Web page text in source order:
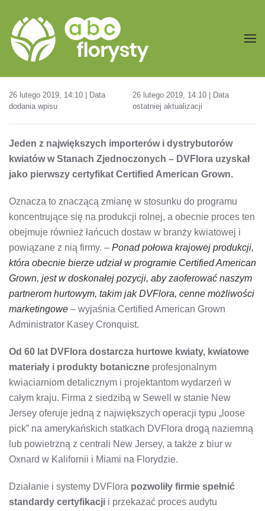
Przejdź do treści głównej
26 lutego 2019, 14:10 | Data
dodania wpisu
26 lutego 2019, 14:10 | Data
ostatniej aktualizacji
Jeden z największych importerów i dystrybutorów
kwiatów w Stanach Zjednoczonych – DVFlora uzyskał
jako pierwszy certyfikat Certified American Grown.
Oznacza to znaczącą zmianę w stosunku do programu
koncentrujące się na produkcji rolnej, a obecnie proces ten
obejmuje również łańcuch dostaw w branży kwiatowej i
powiązane z nią firmy. – Ponad połowa krajowej produkcji,
która obecnie bierze udział w programie Certified American
Grown, jest w doskonałej pozycji, aby zaoferować naszym
partnerom hurtowym, takim jak DVFlora, cenne możliwości
marketingowe – wyjaśnia Certified American Grown
Administrator Kasey Cronquist.
Od 60 lat DVFlora dostarcza hurtowe kwiaty, kwiatowe
materiały i produkty botaniczne profesjonalnym
kwiaciarniom detalicznym i projektantom wydarzeń w
całym kraju. Firma z siedzibą w Sewell w stanie New
Jersey oferuje jedną z największych operacji typu „loose
pick” na amerykańskich statkach DVFlora drogą naziemną
lub powietrzną z centrali New Jersey, a także z biur w
Oxnard w Kalifornii i Miami na Florydzie.
Działanie i systemy DVFlora pozwoliły firmie spełnić
standardy certyfikacji i przekazać proces audytu